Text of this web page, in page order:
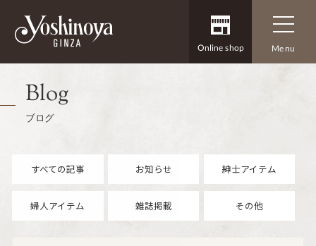
Online shop Menu
Blog
ブログ
すべての記事 お知らせ 紳士アイテム
婦人アイテム 雑誌掲載 その他